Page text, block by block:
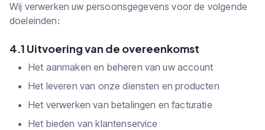
Wij verwerken uw persoonsgegevens voor de volgende
doeleinden:
4.1 Uitvoering van de overeenkomst
Het aanmaken en beheren van uw account
Het leveren van onze diensten en producten
Het verwerken van betalingen en facturatie
Het bieden van klantenservice